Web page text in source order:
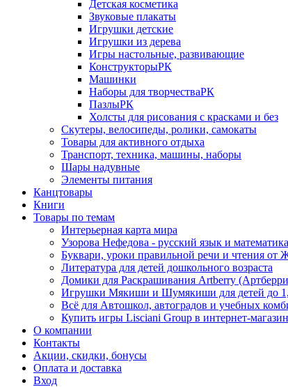
Детская косметика
Звуковые плакаты
Игрушки детские
Игрушки из дерева
Игры настольные, развивающие
КонструкторыРК
Машинки
Наборы для творчестваРК
ПазлыРК
Холсты для рисования с красками и без
Скутеры, велосипеды, ролики, самокаты
Товары для активного отдыха
Транспорт, техника, машины, наборы
Шары надувные
Элементы питания
Канцтовары
Книги
Товары по темам
Интерьерная карта мира
Узорова Нефедова - русский язык и математика
Буквари, уроки правильной речи и чтения
Литература для детей дошкольного возраста
Домики для Раскрашивания Artberry
Игрушки Мякиши и Шумякиши для детей до
Всё для Автошкол, автоградов и учебных
Купить игры Lisciani Group в интернет-
О компании
Контакты
Акции, скидки, бонусы
Оплата и доставка
Вход